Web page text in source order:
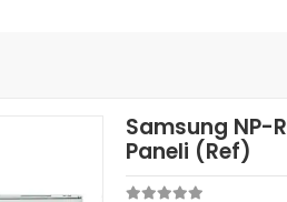
Samsung NP-
Paneli (Ref)